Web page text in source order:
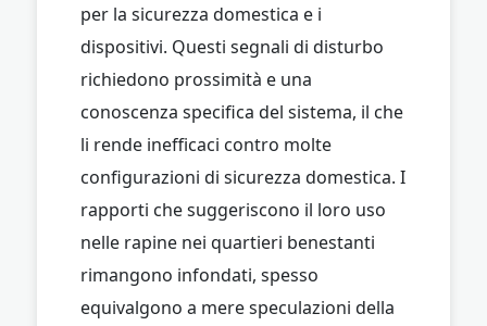
per la sicurezza domestica e i
dispositivi. Questi segnali di disturbo
richiedono prossimità e una
conoscenza specifica del sistema, il che
li rende inefficaci contro molte
configurazioni di sicurezza domestica. I
rapporti che suggeriscono il loro uso
nelle rapine nei quartieri benestanti
rimangono infondati, spesso
equivalgono a mere speculazioni della